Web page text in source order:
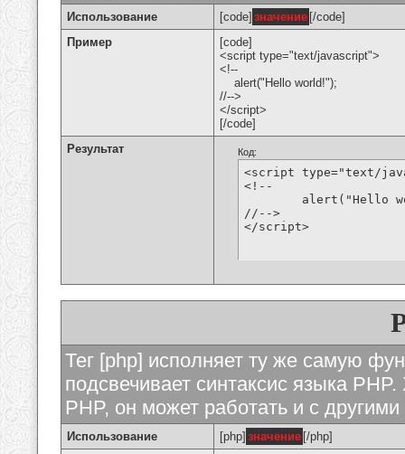
Использование [code] значение [/code]
Пример
[code]
<script type="text/javascript">
<!--
alert("Hello world!");
//-->
</script>
[/code]
Результат
Код:
<script type="text/
<!--
//-->
</script>
Тег [php] исполняет ту же самую
подсвечивает синтаксис языка
PHP, он может работать и с
Использование [php] значение [/php]